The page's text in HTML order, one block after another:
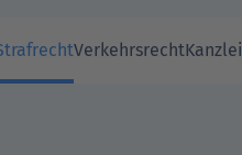
VerkehrsrechtKanzlei